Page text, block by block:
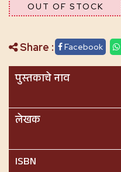
OUT OF STOCK
Share : Facebook
पुस्तकाचे नाव
लेखक
ISBN